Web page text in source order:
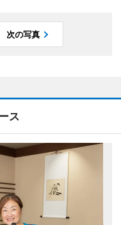
次の写真
ス